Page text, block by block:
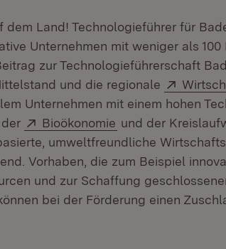
dem Land! Technologieführer für
Unternehmen mit weniger als 100
zur Technologieführerschaft
und die regionale
Extern:
Unternehmen mit einem hohen
Extern:
Bioökonomie (Öffnet in neuem
und der
umweltfreundliche
Vorhaben, die zum Beispiel
und zur Schaffung
bei der Förderung einen